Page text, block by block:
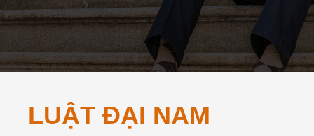
LUẬT ĐẠI NAM